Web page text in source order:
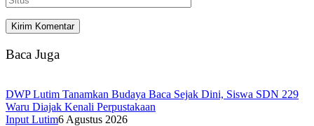
Baca Juga
DWP Lutim Tanamkan Budaya Baca Sejak Dini, Siswa SDN 229
Waru Diajak Kenali Perpustakaan
Input Lutim6 Agustus 2026